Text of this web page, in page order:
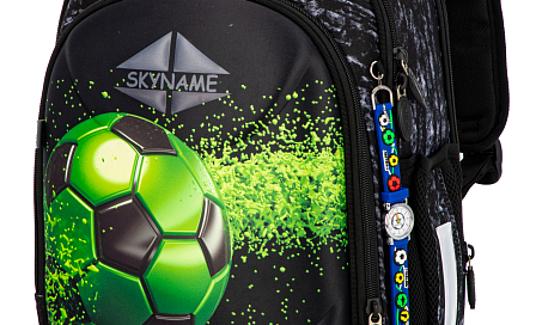
SKYNAME
РОЗПРОДАЖ